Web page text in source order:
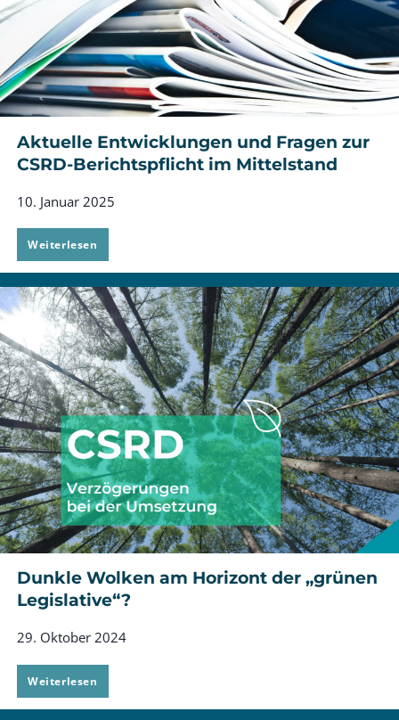
Aktuelle Entwicklungen und Fragen zur
CSRD-Berichtspflicht im Mittelstand
10. Januar 2025
Weiterlesen
Entwicklungen
und
Fragen
zur
CSRD-
Berichtspflicht
im
Mittelstand
Dunkle Wolken am Horizont der „grünen
Legislative“?
29. Oktober 2024
Weiterlesen
Wolken